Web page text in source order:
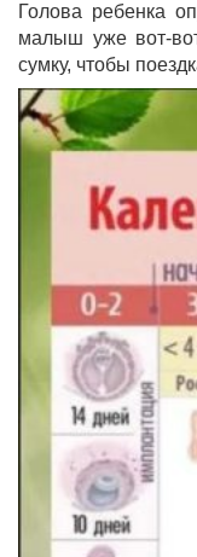
Голова ребенка
малыш уже вот-
сумку, чтобы